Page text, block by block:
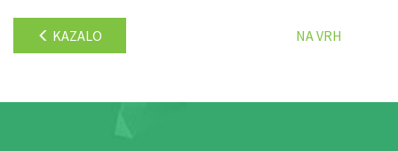
KAZALO NA VRH